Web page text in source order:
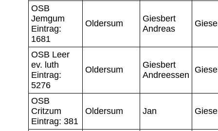
OSB
Jemgum
Eintrag:
1681
Oldersum
Giesbert
Andreas
OSB Leer
ev. luth
Eintrag:
5276
Oldersum
Giesbert
Andreessen
OSB
Critzum
Eintrag: 381
Oldersum Jan